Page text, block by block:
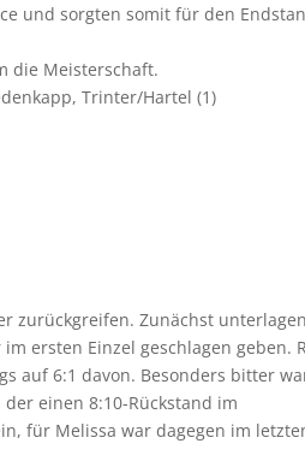
und sorgten somit für den
die Meisterschaft.
Trinter/Hartel (1)
zurückgreifen. Zunächst unterlagen
ersten Einzel geschlagen geben.
auf 6:1 davon. Besonders bitter
einen 8:10-Rückstand im
für Melissa war dagegen im